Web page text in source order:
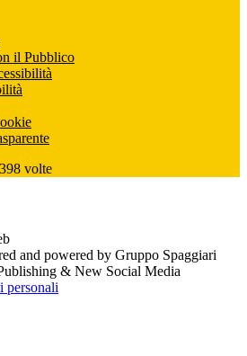
il Pubblico
398 volte
and powered by Gruppo Spaggiari
& New Social Media
personali